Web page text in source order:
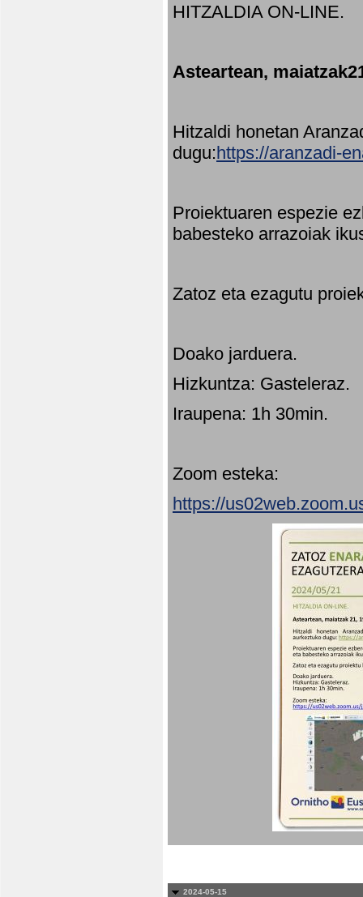
HITZALDIA ON-LINE.
Asteartean,
Hitzaldi honetan
dugu:https://aranzadi-
Proiektuaren espezie
babesteko arrazoiak
Zatoz eta ezagutu
Doako jarduera.
Hizkuntza: Gasteleraz.
Iraupena: 1h 30min.
Zoom esteka:
https://
2024-05-15